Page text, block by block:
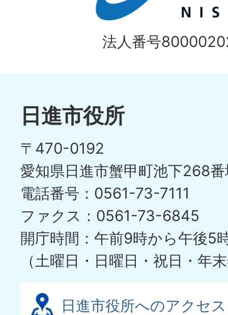
イ
ド
目
の
イ
目
の
ス
ラ
イ
ド
法人番号
日進市役所
〒470-0192
愛知県日進市蟹甲町池下268
電話番号：0561-73-7111
ファクス：0561-73-6845
開庁時間：午前9時から午後5
（土曜日・日曜日・祝日・年
日進市役所へのアクセス